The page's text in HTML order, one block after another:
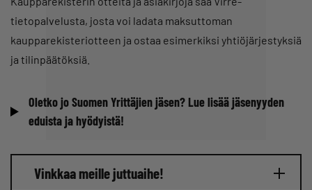
tietopalvelusta, josta voi ladata maksuttoman
kaupparekisteriotteen ja ostaa esimerkiksi yhtiöjärjestyksiä
ja tilinpäätöksiä.
Oletko jo Suomen Yrittäjien jäsen? Lue lisää jäsenyyden
eduista ja hyödyistä!
Vinkkaa meille juttuaihe!